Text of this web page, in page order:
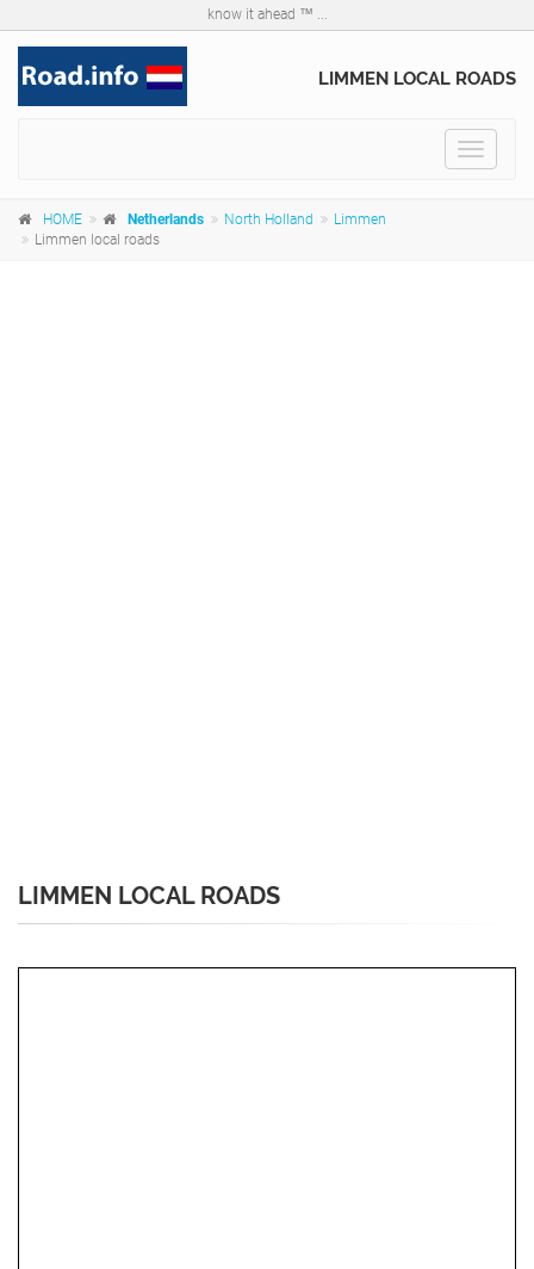
know it ahead ™ ...
LIMMEN LOCAL ROADS
Toggle
HOME Netherlands North Holland
Limmen
Limmen local roads
LIMMEN LOCAL ROADS